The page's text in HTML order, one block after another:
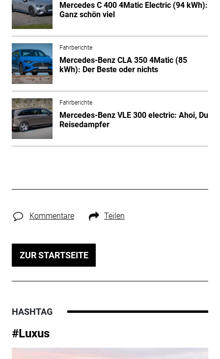
Mercedes C 400 4Matic Electric (94 kWh):
Ganz schön viel
Fahrberichte
Mercedes-Benz CLA 350 4Matic (85
kWh): Der Beste oder nichts
Fahrberichte
Mercedes-Benz VLE 300 electric: Ahoi, Du
Reisedampfer
Kommentare Teilen
ZUR STARTSEITE
HASHTAG
#Luxus